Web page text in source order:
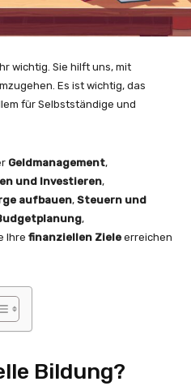
wichtig. Sie hilft uns, mit
Es ist wichtig, das
für Selbstständige und
Geldmanagement,
und Investieren,
aufbauen, Steuern und
,
Ihre finanziellen Ziele erreichen
Bildung?